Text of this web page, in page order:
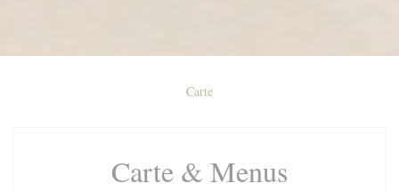
Carte
Carte & Menus